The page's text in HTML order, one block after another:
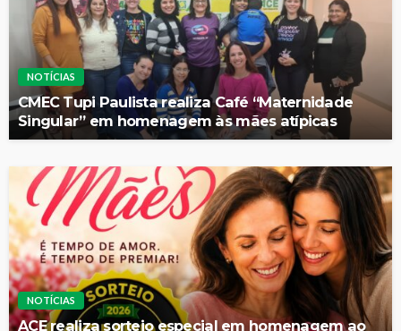
NOTÍCIAS
CMEC Tupi Paulista realiza Café “Maternidade
Singular” em homenagem às mães atípicas
NOTÍCIAS
ACE realiza sorteio especial em homenagem ao